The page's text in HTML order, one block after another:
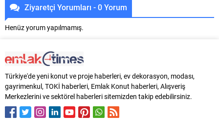
Ziyaretçi Yorumları - 0 Yorum
Henüz yorum yapılmamış.
Türkiye'de yeni konut ve proje haberleri, ev dekorasyon, modası,
gayrimenkul, TOKİ haberleri, Emlak Konut haberleri, Alışveriş
Merkezlerini ve sektörel haberleri sitemizden takip edebilirsiniz.